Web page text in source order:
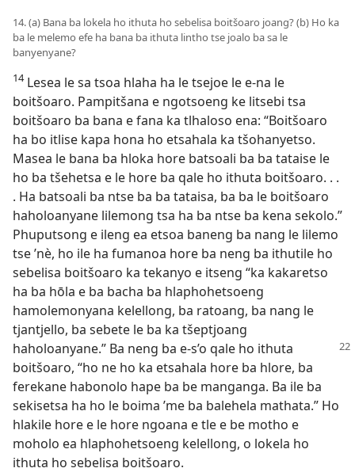
14. (a) Bana ba lokela ho ithuta ho sebelisa boitšoaro joang? (b) Ho ka
ba le melemo efe ha bana ba ithuta lintho tse joalo ba sa le
banyenyane?
14Lesea le sa tsoa hlaha ha le tsejoe le e-na le
boitšoaro. Pampitšana e ngotsoeng ke litsebi tsa
boitšoaro ba bana e fana ka tlhaloso ena: “Boitšoaro
ha bo itlise kapa hona ho etsahala ka tšohanyetso.
Masea le bana ba hloka hore batsoali ba ba tataise le
ho ba tšehetsa e le hore ba qale ho ithuta boitšoaro. . .
. Ha batsoali ba ntse ba ba tataisa, ba ba le boitšoaro
haholoanyane lilemong tsa ha ba ntse ba kena sekolo.”
Phuputsong e ileng ea etsoa baneng ba nang le lilemo
tse ’nè, ho ile ha fumanoa hore ba neng ba ithutile ho
sebelisa boitšoaro ka tekanyo e itseng “ka kakaretso
ha ba hōla e ba bacha ba hlaphohetsoeng
hamolemonyana kelellong, ba ratoang, ba nang le
tjantjello, ba sebete le ba ka tšeptjoang
haholoanyane.” Ba neng ba e-s’o qale ho ithuta
boitšoaro, “ho ne ho ka etsahala hore ba hlore, ba
ferekane habonolo hape ba be manganga. Ba ile ba
sekisetsa ha ho le boima ’me ba balehela mathata.” Ho
hlakile hore e le hore ngoana e tle e be motho e
moholo ea hlaphohetsoeng kelellong, o lokela ho
ithuta ho sebelisa boitšoaro.